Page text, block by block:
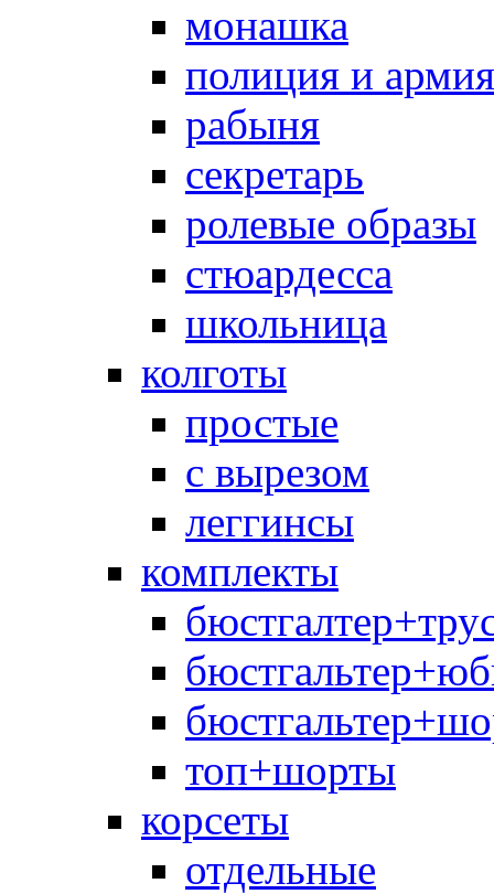
монашка
полиция и армия
рабыня
секретарь
ролевые образы
стюардесса
школьница
колготы
простые
с вырезом
леггинсы
комплекты
топ+шорты
корсеты
отдельные